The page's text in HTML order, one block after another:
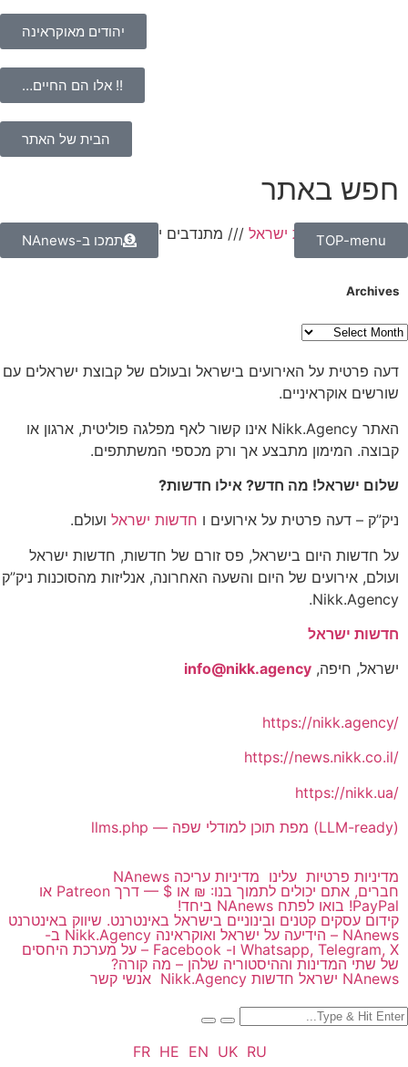
יהודים מאוקראינה
!! אלו הם החיים…
הבית של האתר
חפש באתר
NAnews – חדשות ישראל /// מתנדבים ישראלים
Archives
דעה פרטית על האירועים בישראל ובעולם של קבוצת ישראלים עם
שורשים אוקראיניים.
האתר Nikk.Agency אינו קשור לאף מפלגה פוליטית, ארגון או
קבוצה. המימון מתבצע אך ורק מכספי המשתתפים.
שלום ישראל! מה חדש? אילו חדשות?
ניק”ק – דעה פרטית על אירועים ו חדשות ישראל ועולם.
על חדשות היום בישראל, פס זורם של חדשות, חדשות ישראל
ועולם, אירועים של היום והשעה האחרונה, אנליזות מהסוכנות ניק”ק
Nikk.Agency.
חדשות ישראל
ישראל, חיפה, info@nikk.agency
https://nikk.agency/
https://news.nikk.co.il/
https://nikk.ua/
llms.php — מפת תוכן למודלי שפה (LLM-ready)
תמכו ב-NAnews TOP-menu
מדיניות פרטיות עלינו מדיניות עריכה NAnews
חברים, אתם יכולים לתמוך בנו: ₪ או $ — דרך Patreon או
PayPal! בואו לפתח NAnews ביחד!
קידום עסקים קטנים ובינוניים בישראל באינטרנט. שיווק באינטרנט
NAnews – הידיעה על ישראל ואוקראינה Nikk.Agency ב-
Whatsapp, Telegram, X ו- Facebook – על מערכת היחסים
של שתי המדינות וההיסטוריה שלהן – מה קורה?
NAnews ישראל חדשות Nikk.Agency
אנשי קשר
RU
UK
EN
HE
FR